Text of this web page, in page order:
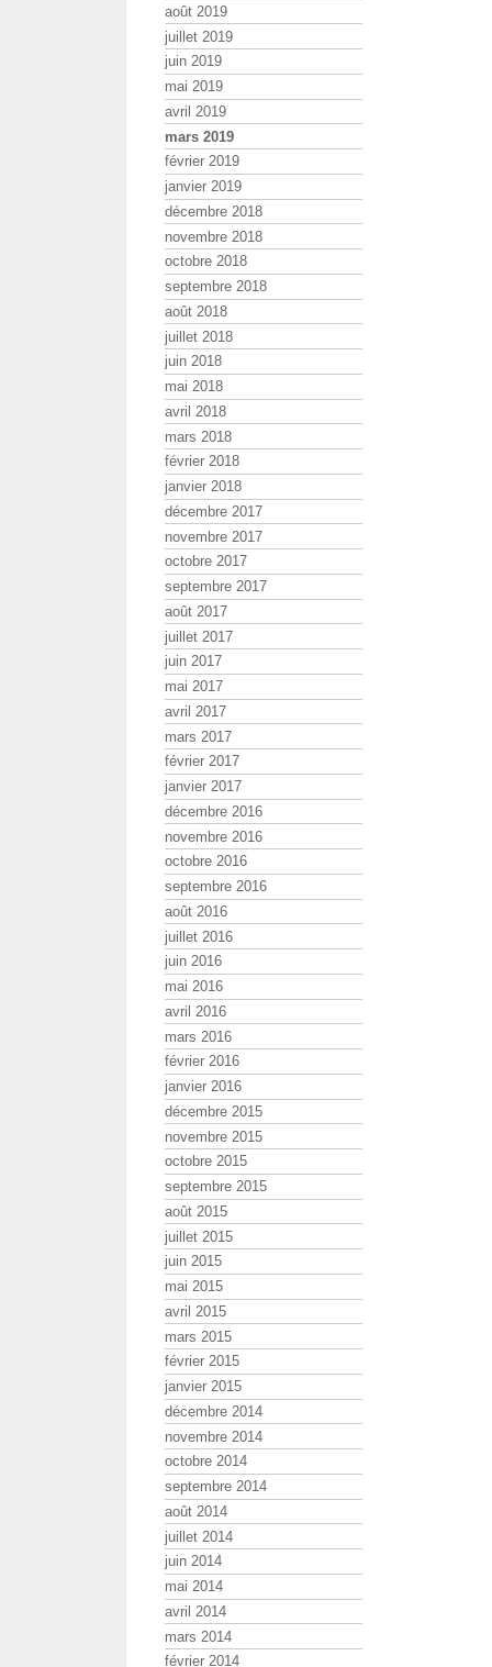
août 2019
juillet 2019
juin 2019
mai 2019
avril 2019
mars 2019
février 2019
janvier 2019
décembre 2018
novembre 2018
octobre 2018
septembre 2018
août 2018
juillet 2018
juin 2018
mai 2018
avril 2018
mars 2018
février 2018
janvier 2018
décembre 2017
novembre 2017
octobre 2017
septembre 2017
août 2017
juillet 2017
juin 2017
mai 2017
avril 2017
mars 2017
février 2017
janvier 2017
décembre 2016
novembre 2016
octobre 2016
septembre 2016
août 2016
juillet 2016
juin 2016
mai 2016
avril 2016
mars 2016
février 2016
janvier 2016
décembre 2015
novembre 2015
octobre 2015
septembre 2015
août 2015
juillet 2015
juin 2015
mai 2015
avril 2015
mars 2015
février 2015
janvier 2015
décembre 2014
novembre 2014
octobre 2014
septembre 2014
août 2014
juillet 2014
juin 2014
mai 2014
avril 2014
mars 2014
février 2014